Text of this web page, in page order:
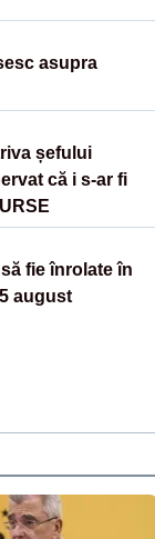
asupra
șefului
că i s-ar fi
fie înrolate în
august